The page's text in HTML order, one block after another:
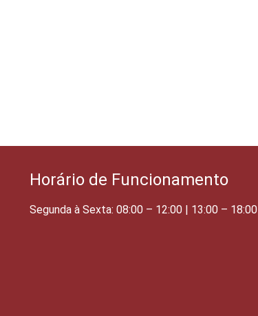
Horário de Funcionamento
Segunda à Sexta: 08:00 – 12:00 | 13:00 – 18:00